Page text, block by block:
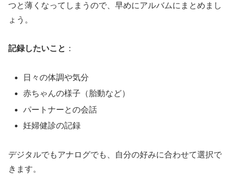
つと薄くなってしまうので、早めにアルバムにまとめまし
ょう。
記録したいこと ：
日々の体調や気分
赤ちゃんの様子（胎動など）
パートナーとの会話
妊婦健診の記録
デジタルでもアナログでも、自分の好みに合わせて選択で
きます。